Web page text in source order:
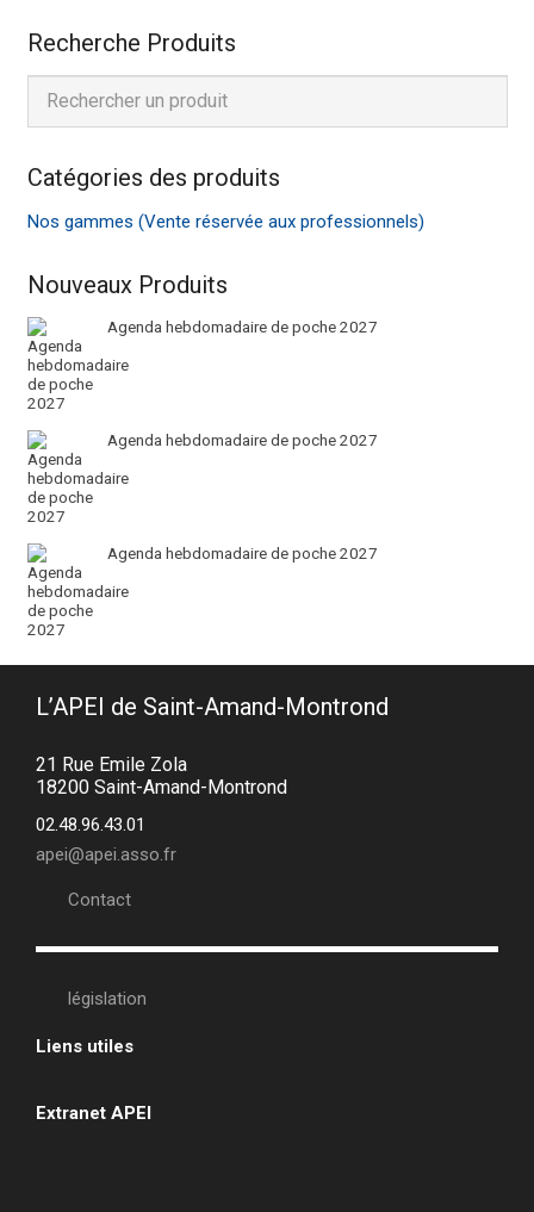
Recherche Produits
Catégories des produits
Nos gammes (Vente réservée aux professionnels)
Nouveaux Produits
Agenda hebdomadaire de poche 2027
Agenda hebdomadaire de poche 2027
Agenda hebdomadaire de poche 2027
L’APEI de Saint-Amand-Montrond
21 Rue Emile Zola
18200 Saint-Amand-Montrond
02.48.96.43.01
apei@apei.asso.fr
Contact
législation
Liens utiles
Extranet APEI